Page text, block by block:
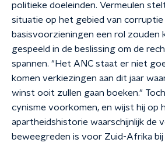
politieke doeleinden. Vermeulen
situatie op het gebied van corruptie
basisvoorzieningen een rol zouden
gespeeld in de beslissing om de
spannen. "Het ANC staat er niet
komen verkiezingen aan dit jaar
winst ooit zullen gaan boeken."
cynisme voorkomen, en wijst hij op
apartheidshistorie waarschijnlijk de
beweegreden is voor Zuid-Afrika bij